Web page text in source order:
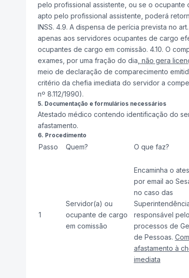
pelo profissional assistente, ou se o
apto pelo profissional assistente, poderá
INSS. 4.9. A dispensa de perícia prevista no
apenas aos servidores ocupantes de cargo
ocupantes de cargo em comissão. 4.10. O
exames, por uma fração do dia , não gera
meio de declaração de comparecimento
critério da chefia imediata do servidor a
nº 8.112/1990).
5. Documentação e formulários necessários
Atestado médico contendo identificação do
afastamento.
6. Procedimento
Passo Quem? O que faz?
1
Servidor(a) ou
ocupante de cargo
em comissão
Encaminha o
por email ao
no caso das
responsável
processos de
de Pessoas.
afastamento à
imediata